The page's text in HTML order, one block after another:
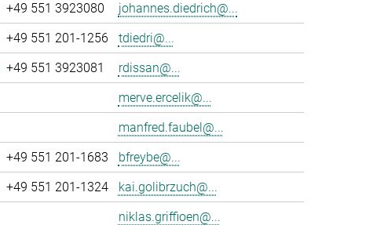
+49 551 3923080
johannes.diedrich@...
+49 551 201-1256
tdiedri@...
+49 551 3923081
rdissan@...
merve.ercelik@...
manfred.faubel@...
+49 551 201-1683
bfreybe@...
+49 551 201-1324
kai.golibrzuch@...
niklas.griffioen@...